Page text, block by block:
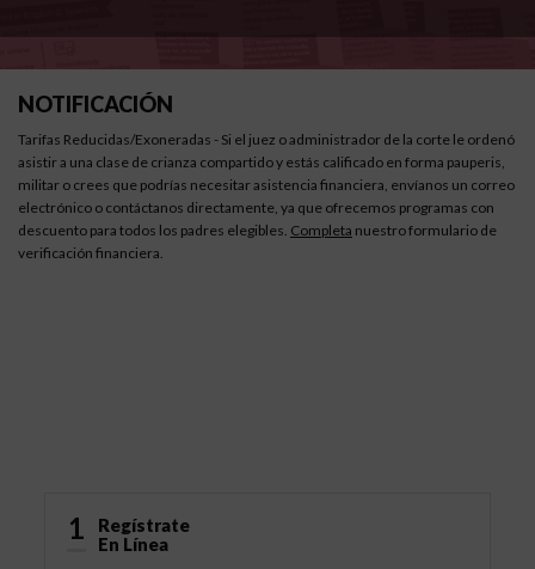
NOTIFICACIÓN
Tarifas Reducidas/Exoneradas - Si el juez o administrador de la corte le ordenó
asistir a una clase de crianza compartido y estás calificado en forma pauperis,
militar o crees que podrías necesitar asistencia financiera, envíanos un correo
electrónico o contáctanos directamente, ya que ofrecemos programas con
descuento para todos los padres elegibles. Completa nuestro formulario de
verificación financiera.
1
Regístrate
En Línea